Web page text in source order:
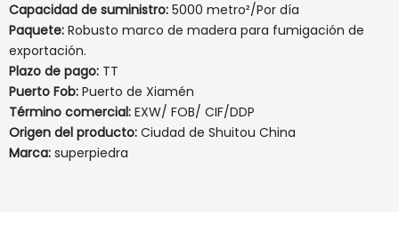
Capacidad de suministro: 5000 metro²/Por día
Paquete: Robusto marco de madera para fumigación de
exportación.
Plazo de pago: TT
Puerto Fob: Puerto de Xiamén
Término comercial: EXW/ FOB/ CIF/DDP
Origen del producto: Ciudad de Shuitou China
Marca: superpiedra